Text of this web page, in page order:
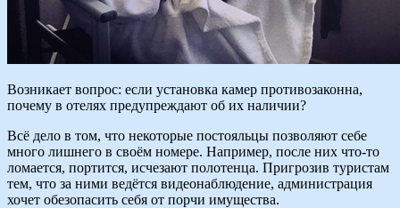
Возникает вопрос: если установка камер противозаконна,
почему в отелях предупреждают об их наличии?
Всё дело в том, что некоторые постояльцы позволяют себе
много лишнего в своём номере. Например, после них что-то
ломается, портится, исчезают полотенца. Пригрозив туристам
тем, что за ними ведётся видеонаблюдение, администрация
хочет обезопасить себя от порчи имущества.